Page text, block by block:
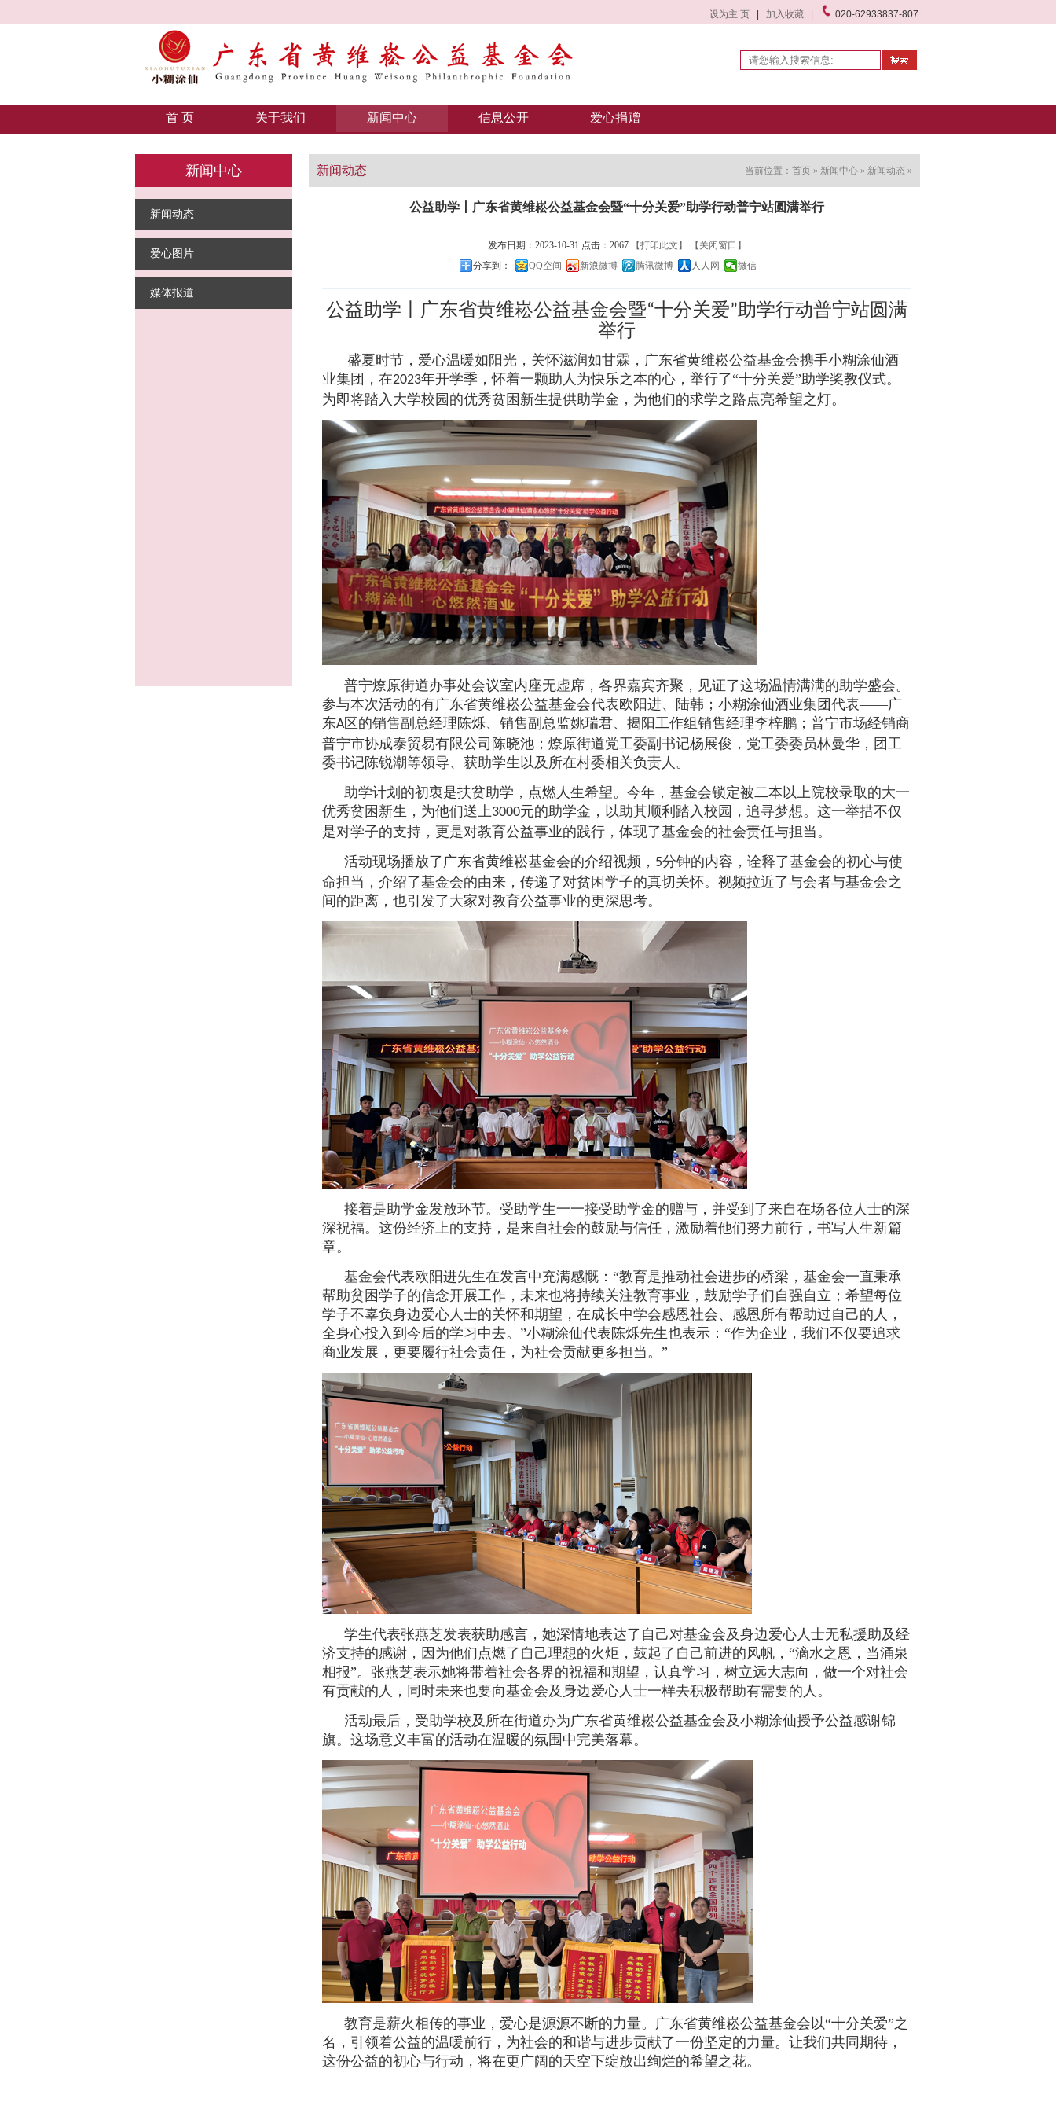
设为主 页| 加入收藏 020-62933837-807
首 页 关于我们 新闻中心 信息公开 爱心捐赠
新闻中心
新闻动态
爱心图片
媒体报道
新闻动态 当前位置： 首页 » 新闻中心 » 新闻动态 »
公益助学丨广东省黄维崧公益基金会暨“十分关爱”助学行动普宁站圆满举行
发布日期：2023-10-31 点击：2067 【打印此文】
【关闭窗口】
分享到：
QQ空间 新浪微博 腾讯微博 人人网 微信
公益助学丨广东省黄维崧公益基金会暨“十分关爱” 助学行动普宁站圆满
举行
盛夏时节，爱心温暖如阳光，关怀滋润如甘霖，广东省黄维崧公益基金会携手小糊涂仙酒
业集团，在2023年开学季，怀着一颗助人为快乐之本的心，举行了“十分关爱”助学奖教仪式。
为即将踏入大学校园的优秀贫困新生提供助学金，为他们的求学之路点亮希望之灯。
普宁燎原街道办事处会议室内座无虚席，各界嘉宾齐聚，见证了这场温情满满的助学盛会。
参与本次活动的有广东省黄维崧公益基金会代表欧阳进、陆韩；小糊涂仙酒业集团代表——广
东A区的销售副总经理陈烁、销售副总监姚瑞君、揭阳工作组销售经理李梓鹏；普宁市场经销商
普宁市协成泰贸易有限公司陈晓池；燎原街道党工委副书记杨展俊，党工委委员林曼华，团工
委书记陈锐潮等领导、获助学生以及所在村委相关负责人。
助学计划的初衷是扶贫助学，点燃人生希望。今年，基金会锁定被二本以上院校录取的大一
优秀贫困新生，为他们送上3000元的助学金，以助其顺利踏入校园，追寻梦想。这一举措不仅
是对学子的支持，更是对教育公益事业的践行，体现了基金会的社会责任与担当。
活动现场播放了广东省黄维崧基金会的介绍视频， 5分钟的内容，诠释了基金会的初心与使
命担当，介绍了基金会的由来，传递了对贫困学子的真切关怀。视频拉近了与会者与基金会之
间的距离，也引发了大家对教育公益事业的更深思考。
接着是助学金发放环节。受助学生一一接受助学金的赠与，并受到了来自在场各位人士的深
深祝福。这份经济上的支持，是来自社会的鼓励与信任，激励着他们努力前行，书写人生新篇
章。
基金会代表欧阳进先生在发言中充满感慨： “教育是推动社会进步的桥梁，基金会一直秉承
帮助贫困学子的信念开展工作，未来也将持续关注教育事业，鼓励学子们自强自立；希望每位
学子不辜负身边爱心人士的关怀和期望，在成长中学会感恩社会、感恩所有帮助过自己的人，
全身心投入到今后的学习中去。”小糊涂仙代表陈烁先生也表示：“作为企业，我们不仅要追求
商业发展，更要履行社会责任，为社会贡献更多担当。”
学生代表张燕芝发表获助感言，她深情地表达了自己对基金会及身边爱心人士无私援助及经
济支持的感谢，因为他们点燃了自己理想的火炬，鼓起了自己前进的风帆， “滴水之恩，当涌泉
相报”。张燕芝表示她将带着社会各界的祝福和期望，认真学习，树立远大志向，做一个对社会
有贡献的人，同时未来也要向基金会及身边爱心人士一样去积极帮助有需要的人。
活动最后，受助学校及所在街道办为广东省黄维崧公益基金会及小糊涂仙授予公益感谢锦
旗。这场意义丰富的活动在温暖的氛围中完美落幕。
教育是薪火相传的事业，爱心是源源不断的力量。广东省黄维崧公益基金会以“十分关爱”之
名，引领着公益的温暖前行，为社会的和谐与进步贡献了一份坚定的力量。让我们共同期待，
这份公益的初心与行动，将在更广阔的天空下绽放出绚烂的希望之花。